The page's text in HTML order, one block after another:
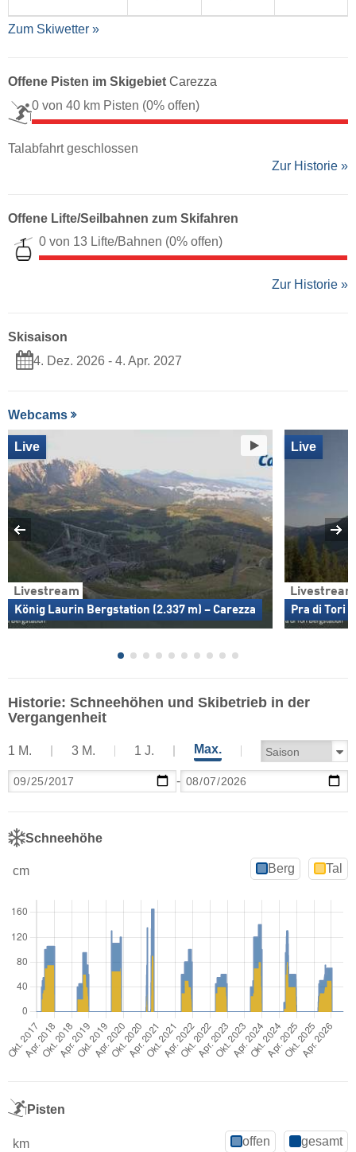
Zum Skiwetter »
Offene Pisten im Skigebiet Carezza
0 von 40 km Pisten (0% offen)
Talabfahrt geschlossen
Zur Historie »
Offene Lifte/Seilbahnen zum Skifahren
0 von 13 Lifte/Bahnen (0% offen)
Zur Historie »
Skisaison
4. Dez. 2026 - 4. Apr. 2027
Webcams
Livestream
König Laurin Bergstation (2.337 m) – Carezza
Live
Livestream
Pra di Tori
Live
Historie: Schneehöhen und Skibetrieb in der
Vergangenheit
1 M. 3 M. 1 J. Max.
-
Schneehöhe
cm Berg Tal
Pisten
km offen gesamt